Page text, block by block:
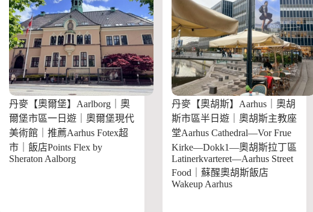
丹麥【奧爾堡】Aarlborg｜奧
爾堡市區一日遊｜奧爾堡現代
美術館｜推薦Aarhus Fotex超
市｜飯店Points Flex by
Sheraton Aalborg
丹麥【奧胡斯】Aarhus｜奧胡
斯市區半日遊｜奧胡斯主教座
堂Aarhus Cathedral—Vor Frue
Kirke—Dokk1—奧胡斯拉丁區
Latinerkvarteret—Aarhus Street
Food｜蘇醒奧胡斯飯店
Wakeup Aarhus